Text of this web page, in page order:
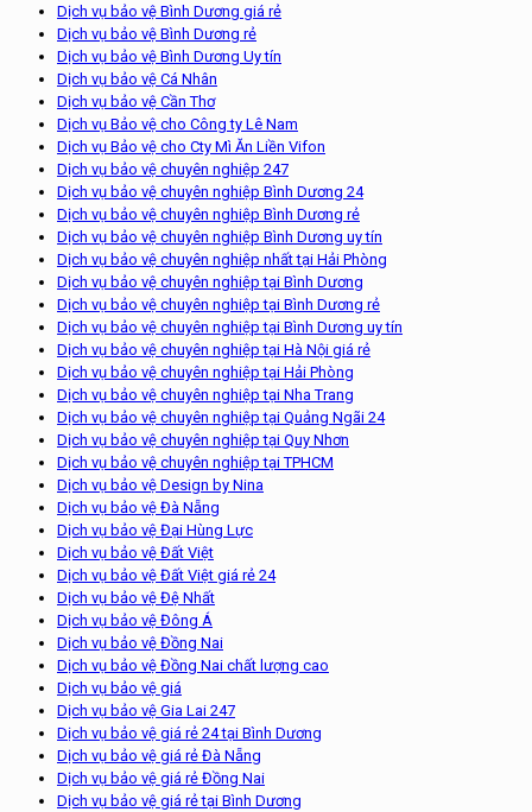
Dịch vụ bảo vệ Bình Dương giá rẻ
Dịch vụ bảo vệ Bình Dương rẻ
Dịch vụ bảo vệ Bình Dương Uy tín
Dịch vụ bảo vệ Cá Nhân
Dịch vụ bảo vệ Cần Thơ
Dịch vụ Bảo vệ cho Công ty Lê Nam
Dịch vụ Bảo vệ cho Cty Mì Ăn Liền Vifon
Dịch vụ bảo vệ chuyên nghiệp 247
Dịch vụ bảo vệ chuyên nghiệp Bình Dương 24
Dịch vụ bảo vệ chuyên nghiệp Bình Dương rẻ
Dịch vụ bảo vệ chuyên nghiệp Bình Dương uy tín
Dịch vụ bảo vệ chuyên nghiệp nhất tại Hải Phòng
Dịch vụ bảo vệ chuyên nghiệp tại Bình Dương
Dịch vụ bảo vệ chuyên nghiệp tại Bình Dương rẻ
Dịch vụ bảo vệ chuyên nghiệp tại Bình Dương uy tín
Dịch vụ bảo vệ chuyên nghiệp tại Hà Nội giá rẻ
Dịch vụ bảo vệ chuyên nghiệp tại Hải Phòng
Dịch vụ bảo vệ chuyên nghiệp tại Nha Trang
Dịch vụ bảo vệ chuyên nghiệp tại Quảng Ngãi 24
Dịch vụ bảo vệ chuyên nghiệp tại Quy Nhơn
Dịch vụ bảo vệ chuyên nghiệp tại TPHCM
Dịch vụ bảo vệ Design by Nina
Dịch vụ bảo vệ Đà Nẵng
Dịch vụ bảo vệ Đại Hùng Lực
Dịch vụ bảo vệ Đất Việt
Dịch vụ bảo vệ Đất Việt giá rẻ 24
Dịch vụ bảo vệ Đệ Nhất
Dịch vụ bảo vệ Đông Á
Dịch vụ bảo vệ Đồng Nai
Dịch vụ bảo vệ Đồng Nai chất lượng cao
Dịch vụ bảo vệ giá
Dịch vụ bảo vệ Gia Lai 247
Dịch vụ bảo vệ giá rẻ 24 tại Bình Dương
Dịch vụ bảo vệ giá rẻ Đà Nẵng
Dịch vụ bảo vệ giá rẻ Đồng Nai
Dịch vụ bảo vệ giá rẻ tại Bình Dương